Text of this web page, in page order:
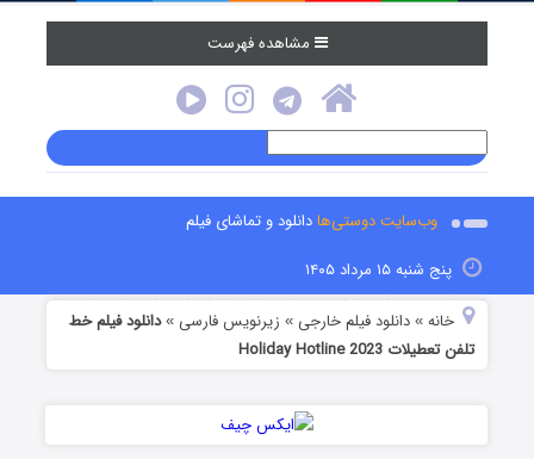
مشاهده فهرست
وب‌سایت دوستی‌هادانلود و تماشای فیلم
پنج شنبه ۱۵ مرداد ۱۴۰۵
خانه »دانلود فیلم خارجی » زیرنویس فارسی »دانلود فیلم خط
تلفن تعطیلات Holiday Hotline 2023